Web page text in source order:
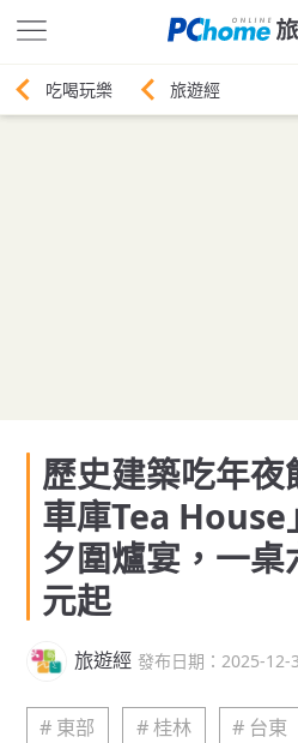
旅遊經
歷史建築吃年夜
車庫Tea House
夕圍爐宴，一
元起
旅遊經 發布日期：2025-12-
# 東部 # 桂林 # 台東